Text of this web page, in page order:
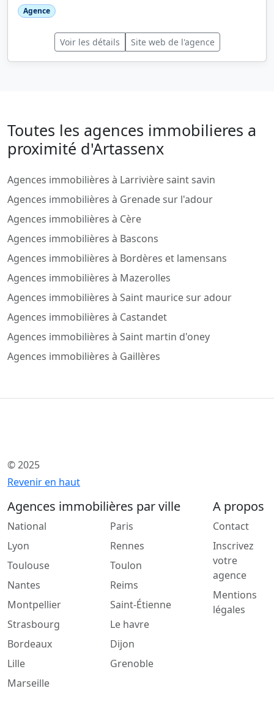
Agence
Voir les détails Site web de l'agence
Toutes les agences immobilieres a
proximité d'Artassenx
Agences immobilières à Larrivière saint savin
Agences immobilières à Grenade sur l'adour
Agences immobilières à Cère
Agences immobilières à Bascons
Agences immobilières à Bordères et lamensans
Agences immobilières à Mazerolles
Agences immobilières à Saint maurice sur adour
Agences immobilières à Castandet
Agences immobilières à Saint martin d'oney
Agences immobilières à Gaillères
© 2025
Revenir en haut
Agences immobilières par ville
National
Lyon
Toulouse
Nantes
Montpellier
Strasbourg
Bordeaux
Lille
Marseille
Paris
Rennes
Toulon
Reims
Saint-Étienne
Le havre
Dijon
Grenoble
A propos
Contact
Inscrivez
votre
agence
Mentions
légales